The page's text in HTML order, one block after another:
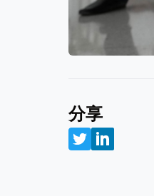
分享